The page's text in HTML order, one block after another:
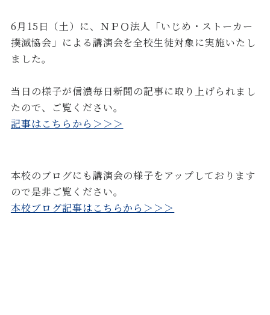
6月15日（土）に、ＮＰＯ法人「いじめ・ストーカー
撲滅協会」による講演会を全校生徒対象に実施いたし
ました。
当日の様子が信濃毎日新聞の記事に取り上げられまし
たので、ご覧ください。
記事はこちらから＞＞＞
本校のブログにも講演会の様子をアップしております
ので是非ご覧ください。
本校ブログ記事はこちらから＞＞＞